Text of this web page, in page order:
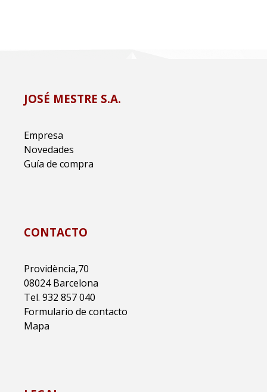
JOSÉ MESTRE S.A.
Empresa
Novedades
Guía de compra
CONTACTO
Providència,70
08024 Barcelona
Tel. 932 857 040
Formulario de contacto
Mapa